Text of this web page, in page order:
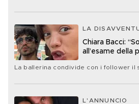
LA
Chiara Bacci:
all’esame della
La ballerina condivide con i follower il
L'ANNUNCIO